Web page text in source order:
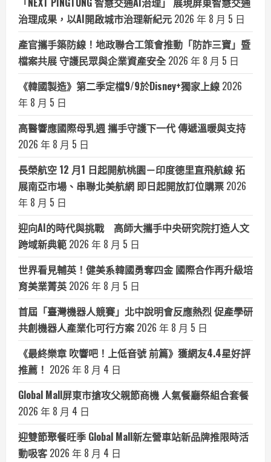
治理成果，以AI開啟城市治理新紀元 2026 年 8 月 5 日
產官攜手築防線！地政聯合工策會推動「防詐三寶」暨
檔案共展 守護民眾與企業資產安全 2026 年 8 月 5 日
《韓國製造》第二季定檔9/9於Disney+獨家上線 2026
年 8 月 5 日
高醫響應國際母乳週 攜手守護下一代 傳遞溫暖與支持
2026 年 8 月 5 日
長榮航空 12 月1 日起開航桃園－印度德里直飛航線 拓
展南亞市場、串聯北美航網 即日起開放訂位購票 2026
年 8 月 5 日
迎向AI的時代與挑戰 高師大攜手中央研究院打造人文
跨域新典範 2026 年 8 月 5 日
世界看見輔英！健美系韓國勇奪四金 國際合作再升級培
育美業菁英 2026 年 8 月 5 日
首屆「臺灣機器人競賽」北中說明會反應熱烈 促產學研
共創機器人產業化可行方案 2026 年 8 月 5 日
《最終樂章 吹響吧！上低音號 前篇》獲網友4.4星好評
推薦！ 2026 年 8 月 4 日
Global Mall屏東市搶攻父親節商機 人氣餐廳祭組合套餐
2026 年 8 月 4 日
迎雙節聚餐旺季 Global Mall新左營車站新品牌推限時活
動吸客 2026 年 8 月 4 日